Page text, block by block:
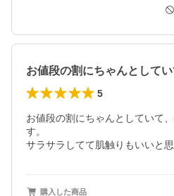
5
お値段の割にちゃんとしていて
す。
サラサラしてて肌触りもいいと思
購入した商品